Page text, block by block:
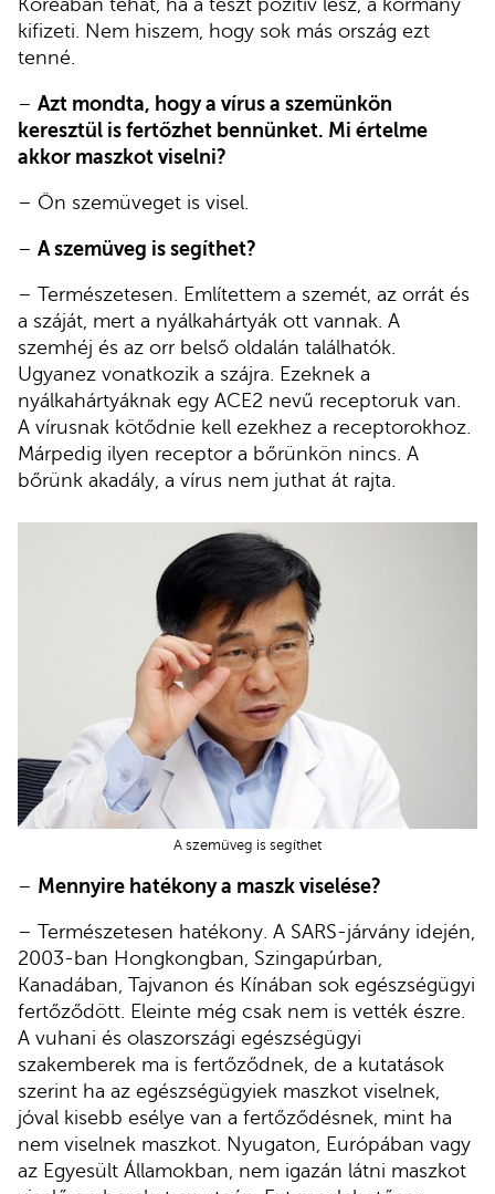
Koreában tehát, ha a teszt pozitív lesz, a kormány
kifizeti. Nem hiszem, hogy sok más ország ezt
tenné.
– Azt mondta, hogy a vírus a szemünkön
keresztül is fertőzhet bennünket. Mi értelme
akkor maszkot viselni?
– Ön szemüveget is visel.
– A szemüveg is segíthet?
– Természetesen. Említettem a szemét, az orrát és
a száját, mert a nyálkahártyák ott vannak. A
szemhéj és az orr belső oldalán találhatók.
Ugyanez vonatkozik a szájra. Ezeknek a
nyálkahártyáknak egy ACE2 nevű receptoruk van.
A vírusnak kötődnie kell ezekhez a receptorokhoz.
Márpedig ilyen receptor a bőrünkön nincs. A
bőrünk akadály, a vírus nem juthat át rajta.
A szemüveg is segíthet
– Mennyire hatékony a maszk viselése?
– Természetesen hatékony. A SARS-járvány idején,
2003-ban Hongkongban, Szingapúrban,
Kanadában, Tajvanon és Kínában sok egészségügyi
fertőződött. Eleinte még csak nem is vették észre.
A vuhani és olaszországi egészségügyi
szakemberek ma is fertőződnek, de a kutatások
szerint ha az egészségügyiek maszkot viselnek,
jóval kisebb esélye van a fertőződésnek, mint ha
nem viselnek maszkot. Nyugaton, Európában vagy
az Egyesült Államokban, nem igazán látni maszkot